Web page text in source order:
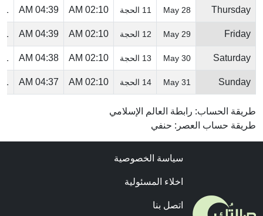
Thursday
28 May 11 الحجة 02:10 AM
04:39 AM
Friday
29 May 12 الحجة 02:10 AM
04:39 AM
Saturday
30 May 13 الحجة 02:10 AM
04:38 AM
Sunday
31 May 14 الحجة 02:10 AM
04:37 AM
طريقة الحساب: رابطة العالم الإسلامي
طريقة حساب العصر: حنفي
سياسة الخصوصية
اخلاء المسئولية
اتصل بنا